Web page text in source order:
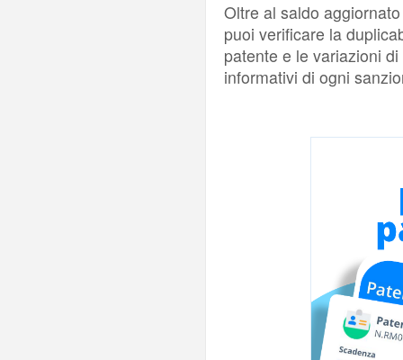
Oltre al saldo
puoi verificare la
patente e le variazioni
informativi di ogni